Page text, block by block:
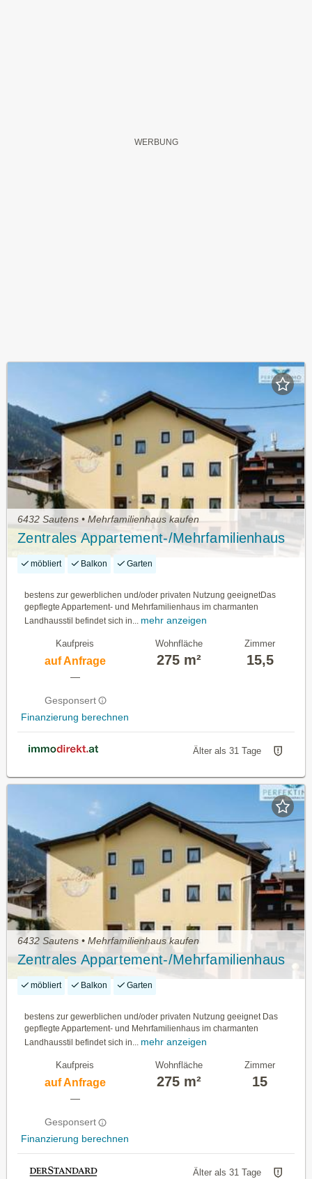
6432 Sautens • Mehrfamilienhaus kaufen
Zentrales Appartement-/Mehrfamilienhaus
möbliert Balkon Garten
bestens zur gewerblichen und/oder privaten Nutzung geeignetDas
gepflegte Appartement- und Mehrfamilienhaus im charmanten
Landhausstil befindet sich in... mehr anzeigen
Kaufpreis
auf Anfrage
—
Gesponsert
Finanzierung berechnen
Wohnfläche
275 m²
Zimmer
15,5
Älter als 31 Tage
6432 Sautens • Mehrfamilienhaus kaufen
Zentrales Appartement-/Mehrfamilienhaus
möbliert Balkon Garten
bestens zur gewerblichen und/oder privaten Nutzung geeignet Das
gepflegte Appartement- und Mehrfamilienhaus im charmanten
Landhausstil befindet sich in... mehr anzeigen
Kaufpreis
auf Anfrage
—
Gesponsert
Finanzierung berechnen
Wohnfläche
275 m²
Zimmer
15
Älter als 31 Tage